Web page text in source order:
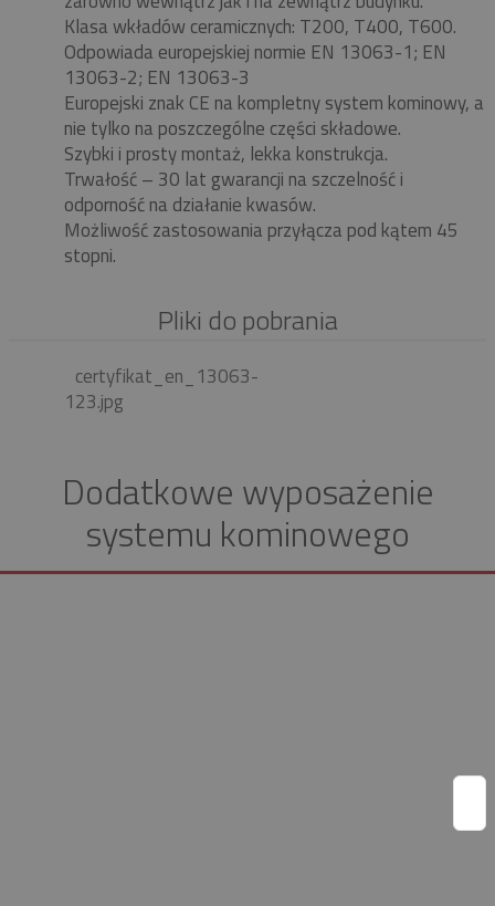
Klasa wkładów ceramicznych: T200, T400, T600.
Odpowiada europejskiej normie EN 13063-1; EN
13063-2; EN 13063-3
Europejski znak CE na kompletny system kominowy, a
nie tylko na poszczególne części składowe.
Szybki i prosty montaż, lekka konstrukcja.
Trwałość – 30 lat gwarancji na szczelność i
odporność na działanie kwasów.
Możliwość zastosowania przyłącza pod kątem 45
stopni.
Pliki do pobrania
certyfikat_en_13063-
123.jpg
Dodatkowe wyposażenie
systemu kominowego